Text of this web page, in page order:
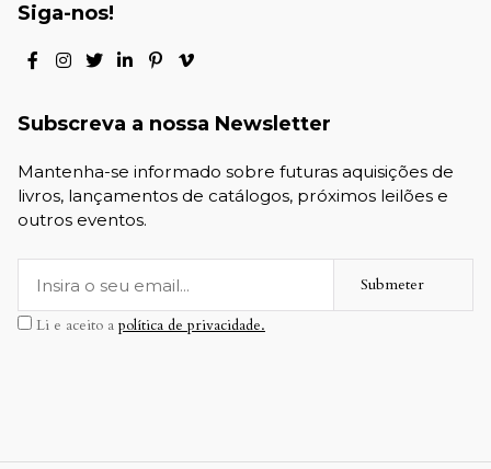
Siga-nos!
Subscreva a nossa Newsletter
Mantenha-se informado sobre futuras aquisições de
livros, lançamentos de catálogos, próximos leilões e
outros eventos.
Submeter
Li e aceito a política de privacidade.